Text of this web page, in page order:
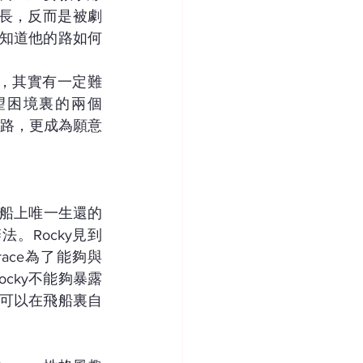
，反而是被劇
道他的路如何
其實有一定難
境裏的兩個
，更成為願意
上唯一生還的
。Rocky見到
為了能夠與
不能夠暴露
以在飛船裏自